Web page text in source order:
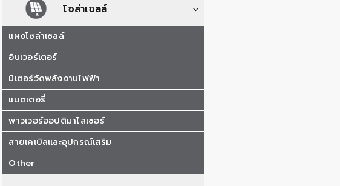
โซล่าเซลล์
แผงโซล่าเซลล์
อินเวอร์เตอร์
มิเตอร์วัดพลังงานไฟฟ้า
แบตเตอรี่
พาวเวอร์ออปติมาไลเซอร์
สายเคเบิลและอุปกรณ์เสริม
Other